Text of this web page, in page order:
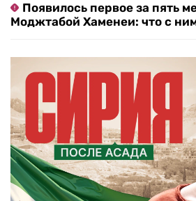
Появилось первое за пять
Моджтабой Хаменеи: что с